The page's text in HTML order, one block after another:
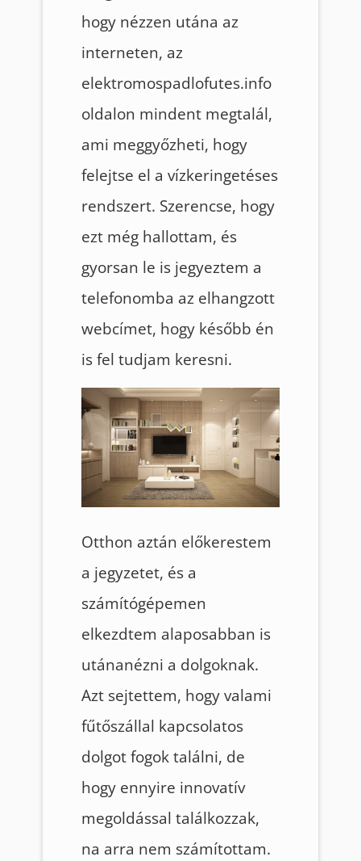
hogy nézzen utána az
interneten, az
elektromospadlofutes.info
oldalon mindent megtalál,
ami meggyőzheti, hogy
felejtse el a vízkeringetéses
rendszert. Szerencse, hogy
ezt még hallottam, és
gyorsan le is jegyeztem a
telefonomba az elhangzott
webcímet, hogy később én
is fel tudjam keresni.
Otthon aztán előkerestem
a jegyzetet, és a
számítógépemen
elkezdtem alaposabban is
utánanézni a dolgoknak.
Azt sejtettem, hogy valami
fűtőszállal kapcsolatos
dolgot fogok találni, de
hogy ennyire innovatív
megoldással találkozzak,
na arra nem számítottam.